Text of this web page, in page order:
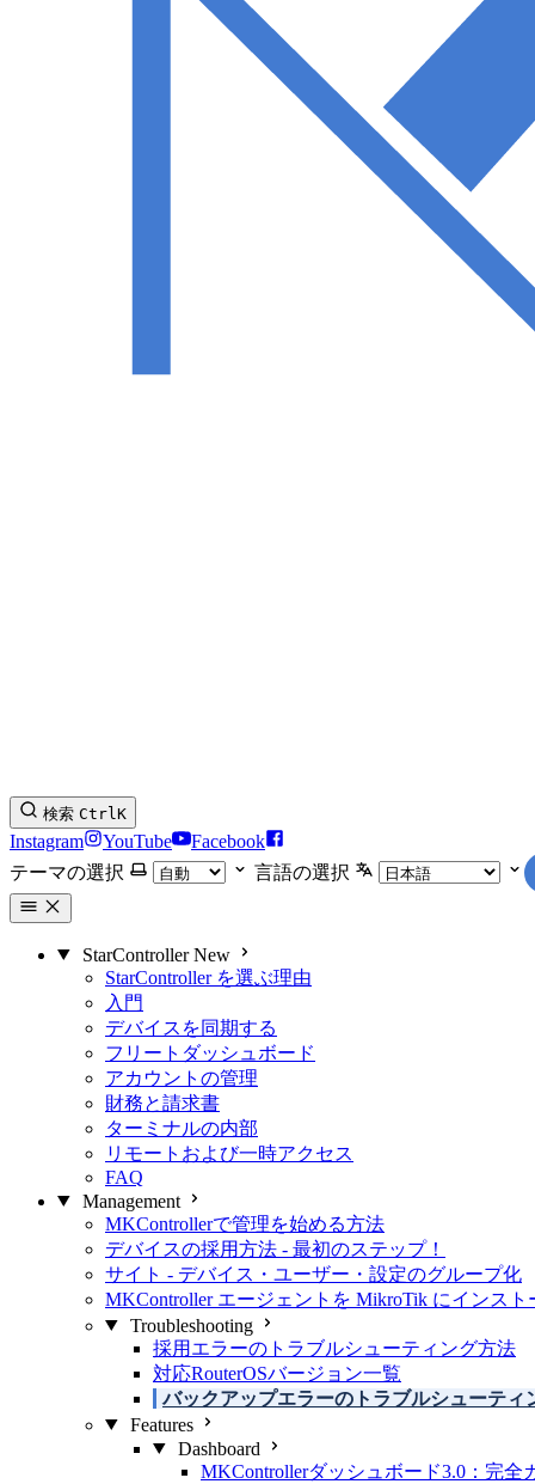
検索 CtrlK
Instagram YouTube
Facebook
テーマの選択
言語の選択
StarController New
StarController を選ぶ理由
入門
デバイスを同期する
フリートダッシュボード
アカウントの管理
財務と請求書
ターミナルの内部
リモートおよび一時アクセス
FAQ
Management
MKControllerで管理を始める方法
デバイスの採用方法 - 最初のステップ！
サイト - デバイス・ユーザー・設定のグループ化
MKController エージェントを MikroTik にインスト
Troubleshooting
採用エラーのトラブルシューティング方法
対応RouterOSバージョン一覧
バックアップエラーのトラブルシューティ
Features
Dashboard
MKControllerダッシュボード3.0：完全